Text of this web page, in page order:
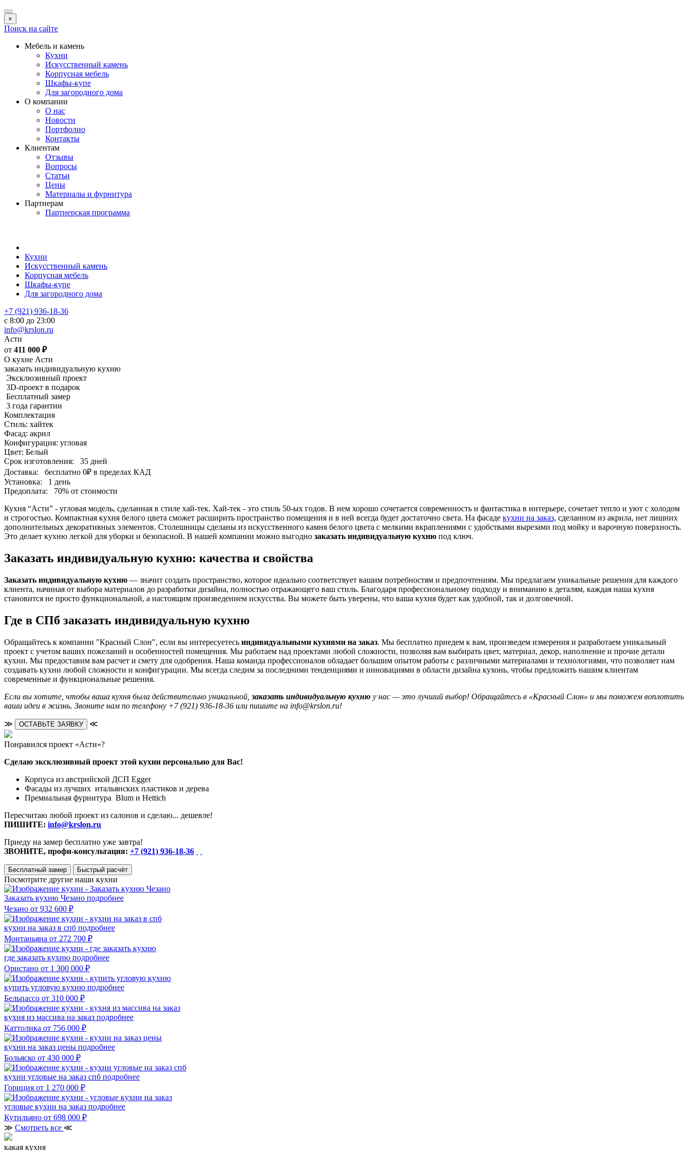
×
Поиск на сайте
Мебель и камень
Кухни
Искусственный камень
Корпусная мебель
Шкафы-купе
Для загородного дома
О компании
О нас
Новости
Портфолио
Контакты
Клиентам
Отзывы
Вопросы
Статьи
Цены
Материалы и фурнитура
Партнерам
Партнерская программа
Кухни
Искусственный камень
Корпусная мебель
Шкафы-купе
Для загородного дома
+7 (921) 936-18-36
с 8:00 до 23:00
info@krslon.ru
Асти
от 411 000 ₽
О кухне Асти
заказать индивидуальную кухню
Эксклюзивный проект
3D-проект в подарок
Бесплатный замер
3 года гарантии
Комплектация
Стиль: хайтек
Фасад: акрил
Конфигурация: угловая
Цвет: Белый
Срок изготовления:
35 дней
Доставка:
бесплатно 0₽ в пределах КАД
Установка:
1 день
Предоплата:
70% от стоимости
Кухня “Асти” - угловая модель, сделанная в стиле хай-тек. Хай-тек - это стиль 50-ых годов. В нем хорошо сочетается современность и фантастика в интерьере, сочетает тепло и уют с холодом
и строгостью. Компактная кухня белого цвета сможет расширить пространство помещения и в ней всегда будет достаточно света. На фасаде кухни на заказ, сделанном из акрила, нет лишних
дополнительных декоративных элементов. Столешницы сделаны из искусственного камня белого цвета с мелкими вкраплениями с удобствами вырезами под мойку и варочную поверхность.
Это делает кухню легкой для уборки и безопасной. В нашей компании можно выгодно заказать индивидуальную кухню под ключ.
Заказать индивидуальную кухню: качества и свойства
Заказать индивидуальную кухню — значит создать пространство, которое идеально соответствует вашим потребностям и предпочтениям. Мы предлагаем уникальные решения для каждого
клиента, начиная от выбора материалов до разработки дизайна, полностью отражающего ваш стиль. Благодаря профессиональному подходу и вниманию к деталям, каждая наша кухня
становится не просто функциональной, а настоящим произведением искусства. Вы можете быть уверены, что ваша кухня будет как удобной, так и долговечной.
Где в СПб заказать индивидуальную кухню
Обращайтесь к компании "Красный Слон", если вы интересуетесь индивидуальными кухнями на заказ. Мы бесплатно приедем к вам, произведем измерения и разработаем уникальный
проект с учетом ваших пожеланий и особенностей помещения. Мы работаем над проектами любой сложности, позволяя вам выбирать цвет, материал, декор, наполнение и прочие детали
кухни. Мы предоставим вам расчет и смету для одобрения. Наша команда профессионалов обладает большим опытом работы с различными материалами и технологиями, что позволяет нам
создавать кухни любой сложности и конфигурации. Мы всегда следим за последними тенденциями и инновациями в области дизайна кухонь, чтобы предложить нашим клиентам
современные и функциональные решения.
Если вы хотите, чтобы ваша кухня была действительно уникальной, заказать индивидуальную кухню у нас — это лучший выбор! Обращайтесь в «Красный Слон» и мы поможем воплотить
ваши идеи в жизнь. Звоните нам по телефону +7 (921) 936-18-36 или пишите на info@krslon.ru!
≫ ОСТАВЬТЕ ЗАЯВКУ ≪
Понравился проект «Асти»?
Сделаю эксклюзивный проект этой кухни персонально для Вас!
Корпуса из австрийской ДСП Egger
Фасады из лучших итальянских пластиков и дерева
Премиальная фурнитура Blum и Hettich
Пересчитаю любой проект из салонов и сделаю... дешевле!
ПИШИТЕ: info@krslon.ru
Приеду на замер бесплатно уже завтра!
ЗВОНИТЕ, профи-консультация: +7 (921) 936-18-36
Бесплатный замер Быстрый расчёт
Посмотрите другие наши кухни
Заказать кухню Чезано подробнее
Чезано от 932 600 ₽
кухни на заказ в спб подробнее
Монтаньяна от 272 700 ₽
где заказать кухню подробнее
Ористано от 1 300 000 ₽
купить угловую кухню подробнее
Бельпассо от 310 000 ₽
кухня из массива на заказ подробнее
Каттолика от 756 000 ₽
кухни на заказ цены подробнее
Больяско от 430 000 ₽
кухни угловые на заказ спб подробнее
Гориция от 1 270 000 ₽
угловые кухни на заказ подробнее
Кутильяно от 698 000 ₽
≫ Смотреть все ≪
какая кухня